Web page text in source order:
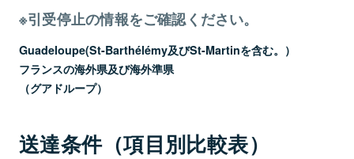
※引受停止の情報をご確認ください。
Guadeloupe(St-Barthélémy及びSt-Martinを含む。）
フランスの海外県及び海外準県
（グアドループ）
送達条件（項目別比較表）